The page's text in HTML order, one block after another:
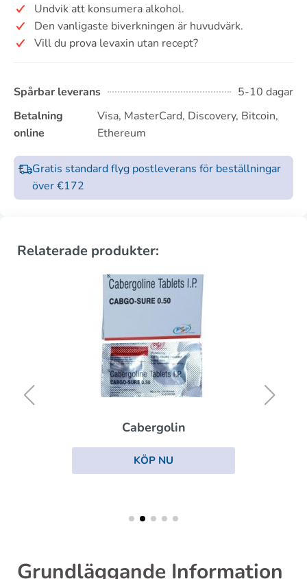
Undvik att konsumera alkohol.
Den vanligaste biverkningen är huvudvärk.
Vill du prova levaxin utan recept?
Spårbar leverans
5-10 dagar
Betalning
online
Visa, MasterCard, Discovery, Bitcoin,
Ethereum
Gratis standard flyg postleverans för beställningar
över €172
Relaterade produkter:
Cabergolin
KÖP NU
Grundläggande Information